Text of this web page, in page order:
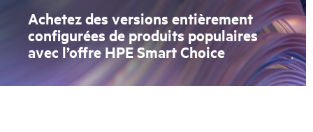
Achetez des versions entièrement
configurées de produits populaires
avec l’offre HPE Smart Choice